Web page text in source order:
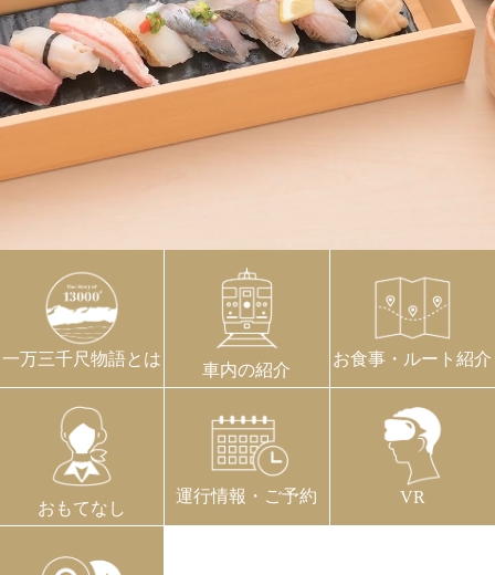
一万三千尺物語とは
車内の紹介
お食事・ルート紹介
おもてなし
運⾏情報・ご予約 VR